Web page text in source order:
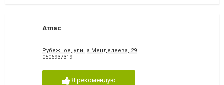
Атлас
Рубежное, улица Менделеева, 29
0506937319
Я рекомендую